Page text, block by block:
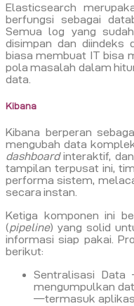
Elasticsearch
berfungsi sebagai
Semua log yang
disimpan dan diindeks
biasa membuat IT bisa
pola masalah dalam
data.
Kibana
Kibana berperan
mengubah data
dashboardinteraktif,
tampilan terpusat ini,
performa sistem,
secara instan.
Ketiga komponen ini
(pipeline) yang solid
informasi siap pakai.
berikut:
Sentralisasi Data
mengumpulkan
—termasuk